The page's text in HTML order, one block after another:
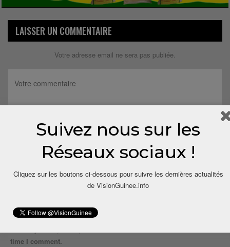
LAISSER UN COMMENTAIRE
Votre adresse email ne sera pas publiée.
time I comment.
Suivez nous sur les
Réseaux sociaux !
Cliquez sur les boutons ci-dessous pour suivre les dernières actualités
de VisionGuinee.info